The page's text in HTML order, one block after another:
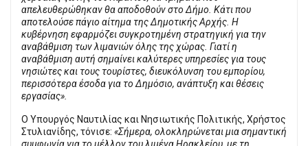
απελευθερώθηκαν θα αποδοθούν στο Δήμο. Κάτι που
αποτελούσε πάγιο αίτημα της Δημοτικής Αρχής. Η
κυβέρνηση εφαρμόζει συγκροτημένη στρατηγική για την
αναβάθμιση των λιμανιών όλης της χώρας. Γιατί η
αναβάθμιση αυτή σημαίνει καλύτερες υπηρεσίες για τους
νησιώτες και τους τουρίστες, διευκόλυνση του εμπορίου,
περισσότερα έσοδα για το Δημόσιο, ανάπτυξη και θέσεις
εργασίας».
Ο Υπουργός Ναυτιλίας και Νησιωτικής Πολιτικής, Χρήστος
Στυλιανίδης, τόνισε: «Σήμερα, ολοκληρώνεται μια σημαντική